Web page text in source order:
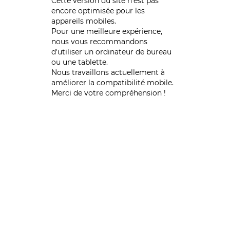
encore optimisée pour les
appareils mobiles.
Pour une meilleure expérience,
nous vous recommandons
d'utiliser un ordinateur de bureau
ou une tablette.
Nous travaillons actuellement à
améliorer la compatibilité mobile.
Merci de votre compréhension !